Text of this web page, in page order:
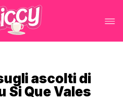
ascolti di
Si Que Vales